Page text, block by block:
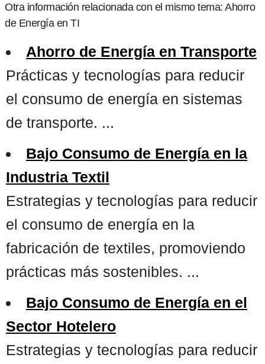
Otra información relacionada con el mismo tema: Ahorro
de Energía en TI
Ahorro de Energía en Transporte
Prácticas y tecnologías para reducir
el consumo de energía en sistemas
de transporte. ...
Bajo Consumo de Energía en la
Industria Textil
Estrategias y tecnologías para reducir
el consumo de energía en la
fabricación de textiles, promoviendo
prácticas más sostenibles. ...
Bajo Consumo de Energía en el
Sector Hotelero
Estrategias y tecnologías para reducir